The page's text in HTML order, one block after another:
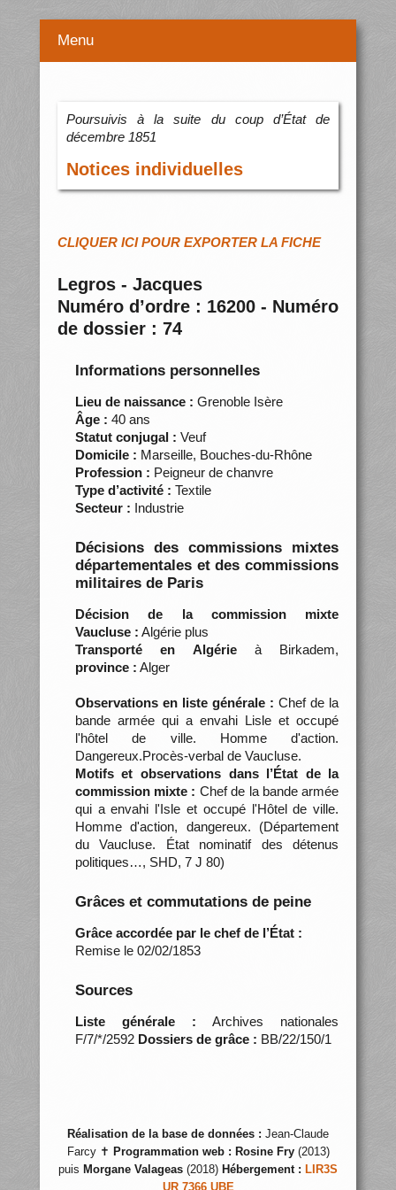
Menu
Poursuivis à la suite du coup d’État de
décembre 1851
Notices individuelles
CLIQUER ICI POUR EXPORTER LA FICHE
Legros - Jacques
Numéro d’ordre : 16200 - Numéro
de dossier : 74
Informations personnelles
Lieu de naissance : Grenoble Isère
Âge : 40 ans
Statut conjugal : Veuf
Domicile : Marseille, Bouches-du-Rhône
Profession : Peigneur de chanvre
Type d’activité : Textile
Secteur : Industrie
Décisions des commissions mixtes
départementales et des commissions
militaires de Paris
Décision de la commission mixte
Vaucluse : Algérie plus
Transporté en Algérieà Birkadem,
province : Alger
Observations en liste générale : Chef de la
bande armée qui a envahi Lisle et occupé
l'hôtel de ville. Homme d'action.
Dangereux.Procès-verbal de Vaucluse.
Motifs et observations dans l’État de la
commission mixte : Chef de la bande armée
qui a envahi l'Isle et occupé l'Hôtel de ville.
Homme d'action, dangereux. (Département
du Vaucluse. État nominatif des détenus
politiques…, SHD, 7 J 80)
Grâces et commutations de peine
Grâce accordée par le chef de l’État :
Remise le 02/02/1853
Sources
Liste générale : Archives nationales
F/7/*/2592 Dossiers de grâce : BB/22/150/1
Réalisation de la base de données : Jean-Claude
Farcy ✝ Programmation web : Rosine Fry(2013)
puis Morgane Valageas (2018) Hébergement : LIR3S
UR 7366 UBE